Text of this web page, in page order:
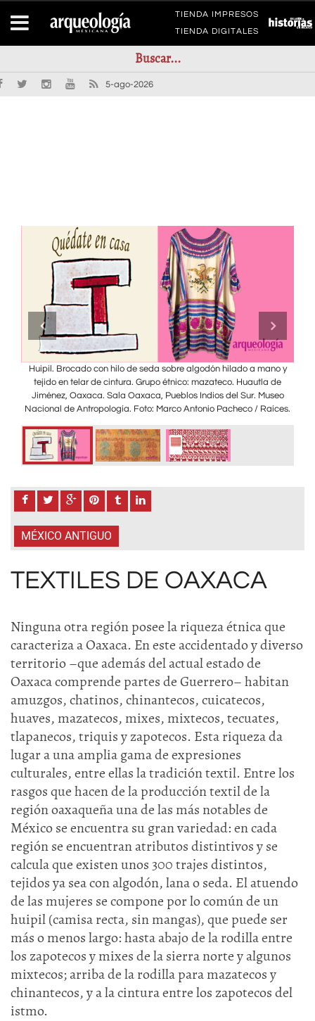
TIENDA IMPRESOS
TIENDA DIGITALES
5-ago-2026
Huipil. Brocado con hilo de seda sobre algodón hilado a mano y
tejido en telar de cintura. Grupo étnico: mazateco. Huautla de
Jiménez, Oaxaca. Sala Oaxaca, Pueblos Indios del Sur. Museo
Nacional de Antropología. Foto: Marco Antonio Pacheco / Raíces.
MÉXICO ANTIGUO
TEXTILES DE OAXACA
Ninguna otra región posee la riqueza étnica que
caracteriza a Oaxaca. En este accidentado y diverso
territorio –que además del actual estado de
Oaxaca comprende partes de Guerrero– habitan
amuzgos, chatinos, chinantecos, cuicatecos,
huaves, mazatecos, mixes, mixtecos, tecuates,
tlapanecos, triquis y zapotecos. Esta riqueza da
lugar a una amplia gama de expresiones
culturales, entre ellas la tradición textil. Entre los
rasgos que hacen de la producción textil de la
región oaxaqueña una de las más notables de
México se encuentra su gran variedad: en cada
región se encuentran atributos distintivos y se
calcula que existen unos 300 trajes distintos,
tejidos ya sea con algodón, lana o seda. El atuendo
de las mujeres se compone por lo común de un
huipil (camisa recta, sin mangas), que puede ser
más o menos largo: hasta abajo de la rodilla entre
los zapotecos y mixes de la sierra norte y algunos
mixtecos; arriba de la rodilla para mazatecos y
chinantecos, y a la cintura entre los zapotecos del
istmo.